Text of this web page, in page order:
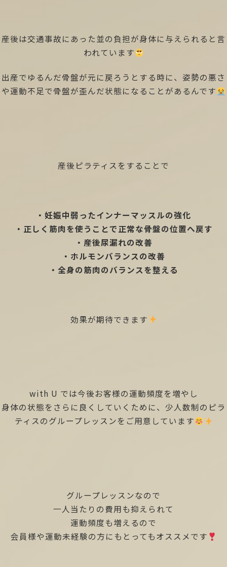
産後は交通事故にあった並の負担が身体に与えられると言
われています
出産でゆるんだ骨盤が元に戻ろうとする時に、姿勢の悪さ
や運動不足で骨盤が歪んだ状態になることがあるんです
産後ピラティスをすることで
・妊娠中弱ったインナーマッスルの強化
・正しく筋肉を使うことで正常な骨盤の位置へ戻す
・産後尿漏れの改善
・ホルモンバランスの改善
・全身の筋肉のバランスを整える
効果が期待できます
with U では今後お客様の運動頻度を増やし
身体の状態をさらに良くしていくために、少人数制のピラ
ティスのグループレッスンをご用意しています
グループレッスンなので
一人当たりの費用も抑えられて
運動頻度も増えるので
会員様や運動未経験の方にもとってもオススメです